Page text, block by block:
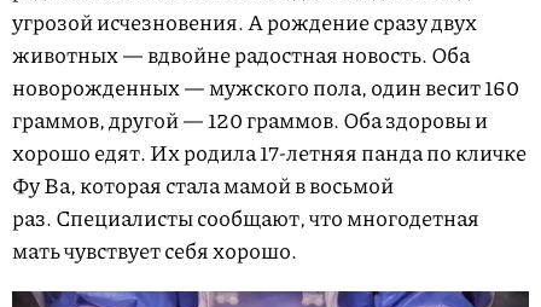
угрозой исчезновения. А рождение сразу двух
животных — вдвойне радостная новость. Оба
новорожденных — мужского пола, один весит 160
граммов, другой — 120 граммов. Оба здоровы и
хорошо едят. Их родила 17-летняя панда по кличке
Фу Ва, которая стала мамой в восьмой
раз. Специалисты сообщают, что многодетная
мать чувствует себя хорошо.